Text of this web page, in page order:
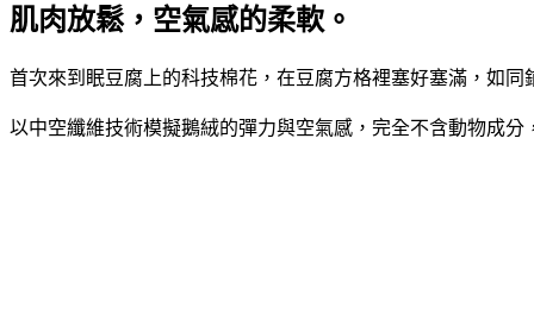
肌肉放鬆，空氣感的柔軟。
首次來到眠豆腐上的科技棉花，在豆腐方格裡塞好塞滿，如同
以中空纖維技術模擬鵝絨的彈力與空氣感，完全不含動物成